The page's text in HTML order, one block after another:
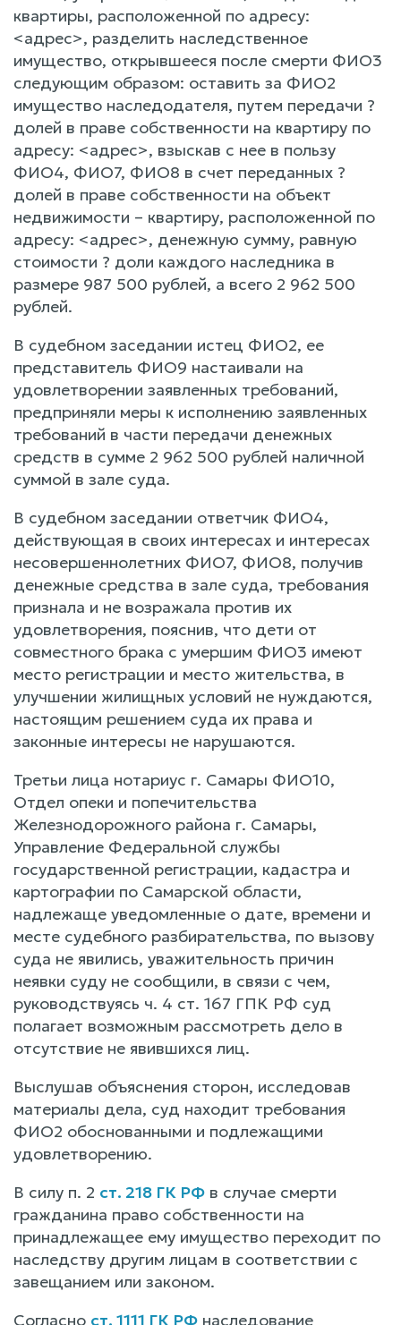
квартиры, расположенной по адресу:
<адрес>, разделить наследственное
имущество, открывшееся после смерти ФИО3
следующим образом: оставить за ФИО2
имущество наследодателя, путем передачи ?
долей в праве собственности на квартиру по
адресу: <адрес>, взыскав с нее в пользу
ФИО4, ФИО7, ФИО8 в счет переданных ?
долей в праве собственности на объект
недвижимости – квартиру, расположенной по
адресу: <адрес>, денежную сумму, равную
стоимости ? доли каждого наследника в
размере 987 500 рублей, а всего 2 962 500
рублей.
В судебном заседании истец ФИО2, ее
представитель ФИО9 настаивали на
удовлетворении заявленных требований,
предприняли меры к исполнению заявленных
требований в части передачи денежных
средств в сумме 2 962 500 рублей наличной
суммой в зале суда.
В судебном заседании ответчик ФИО4,
действующая в своих интересах и интересах
несовершеннолетних ФИО7, ФИО8, получив
денежные средства в зале суда, требования
признала и не возражала против их
удовлетворения, пояснив, что дети от
совместного брака с умершим ФИО3 имеют
место регистрации и место жительства, в
улучшении жилищных условий не нуждаются,
настоящим решением суда их права и
законные интересы не нарушаются.
Третьи лица нотариус г. Самары ФИО10,
Отдел опеки и попечительства
Железнодорожного района г. Самары,
Управление Федеральной службы
государственной регистрации, кадастра и
картографии по Самарской области,
надлежаще уведомленные о дате, времени и
месте судебного разбирательства, по вызову
суда не явились, уважительность причин
неявки суду не сообщили, в связи с чем,
руководствуясь ч. 4 ст. 167 ГПК РФ суд
полагает возможным рассмотреть дело в
отсутствие не явившихся лиц.
Выслушав объяснения сторон, исследовав
материалы дела, суд находит требования
ФИО2 обоснованными и подлежащими
удовлетворению.
В силу п. 2 ст. 218 ГК РФ в случае смерти
гражданина право собственности на
принадлежащее ему имущество переходит по
наследству другим лицам в соответствии с
завещанием или законом.
Согласно ст. 1111 ГК РФ наследование